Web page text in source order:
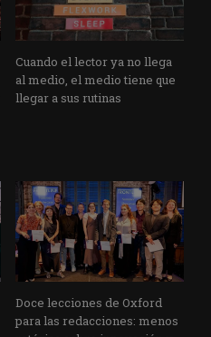
Cuando el lector ya no llega
al medio, el medio tiene que
llegar a sus rutinas
Doce lecciones de Oxford
para las redacciones: menos